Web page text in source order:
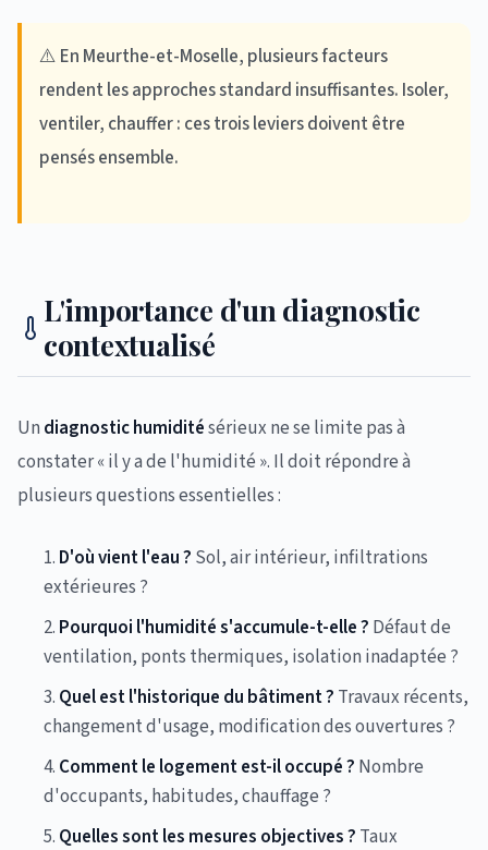
⚠️ En Meurthe-et-Moselle, plusieurs facteurs
rendent les approches standard insuffisantes. Isoler,
ventiler, chauffer : ces trois leviers doivent être
pensés ensemble.
L'importance d'un diagnostic
contextualisé
Un diagnostic humiditésérieux ne se limite pas à
constater « il y a de l'humidité ». Il doit répondre à
plusieurs questions essentielles :
D'où vient l'eau ? Sol, air intérieur, infiltrations
extérieures ?
Pourquoi l'humidité s'accumule-t-elle ? Défaut de
ventilation, ponts thermiques, isolation inadaptée ?
Quel est l'historique du bâtiment ? Travaux récents,
changement d'usage, modification des ouvertures ?
Comment le logement est-il occupé ? Nombre
d'occupants, habitudes, chauffage ?
Quelles sont les mesures objectives ? Taux